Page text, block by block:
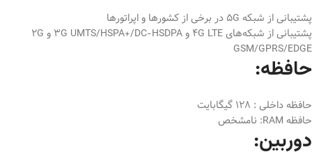
پشتیبانی از شبکه 5G در برخی از کشورها و اپراتورها
پشتیبانی از شبکه‌های 4G LTE و 3G UMTS/HSPA+/DC-HSDPA و 2G
GSM/GPRS/EDGE
حافظه:
حافظه داخلی : 128 گیگابایت
حافظه RAM: نامشخص
دوربین: